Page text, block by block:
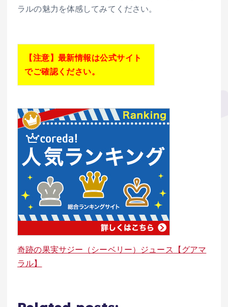
ラルの魅力を体感してみてください。
【注意】最新情報は公式サイト
でご確認ください。
奇跡の果実サジー（シーベリー）ジュース【グアマ
ラル】